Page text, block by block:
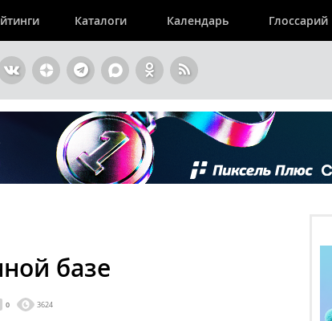
Каталоги Календарь Глоссарий
базе
0 3624